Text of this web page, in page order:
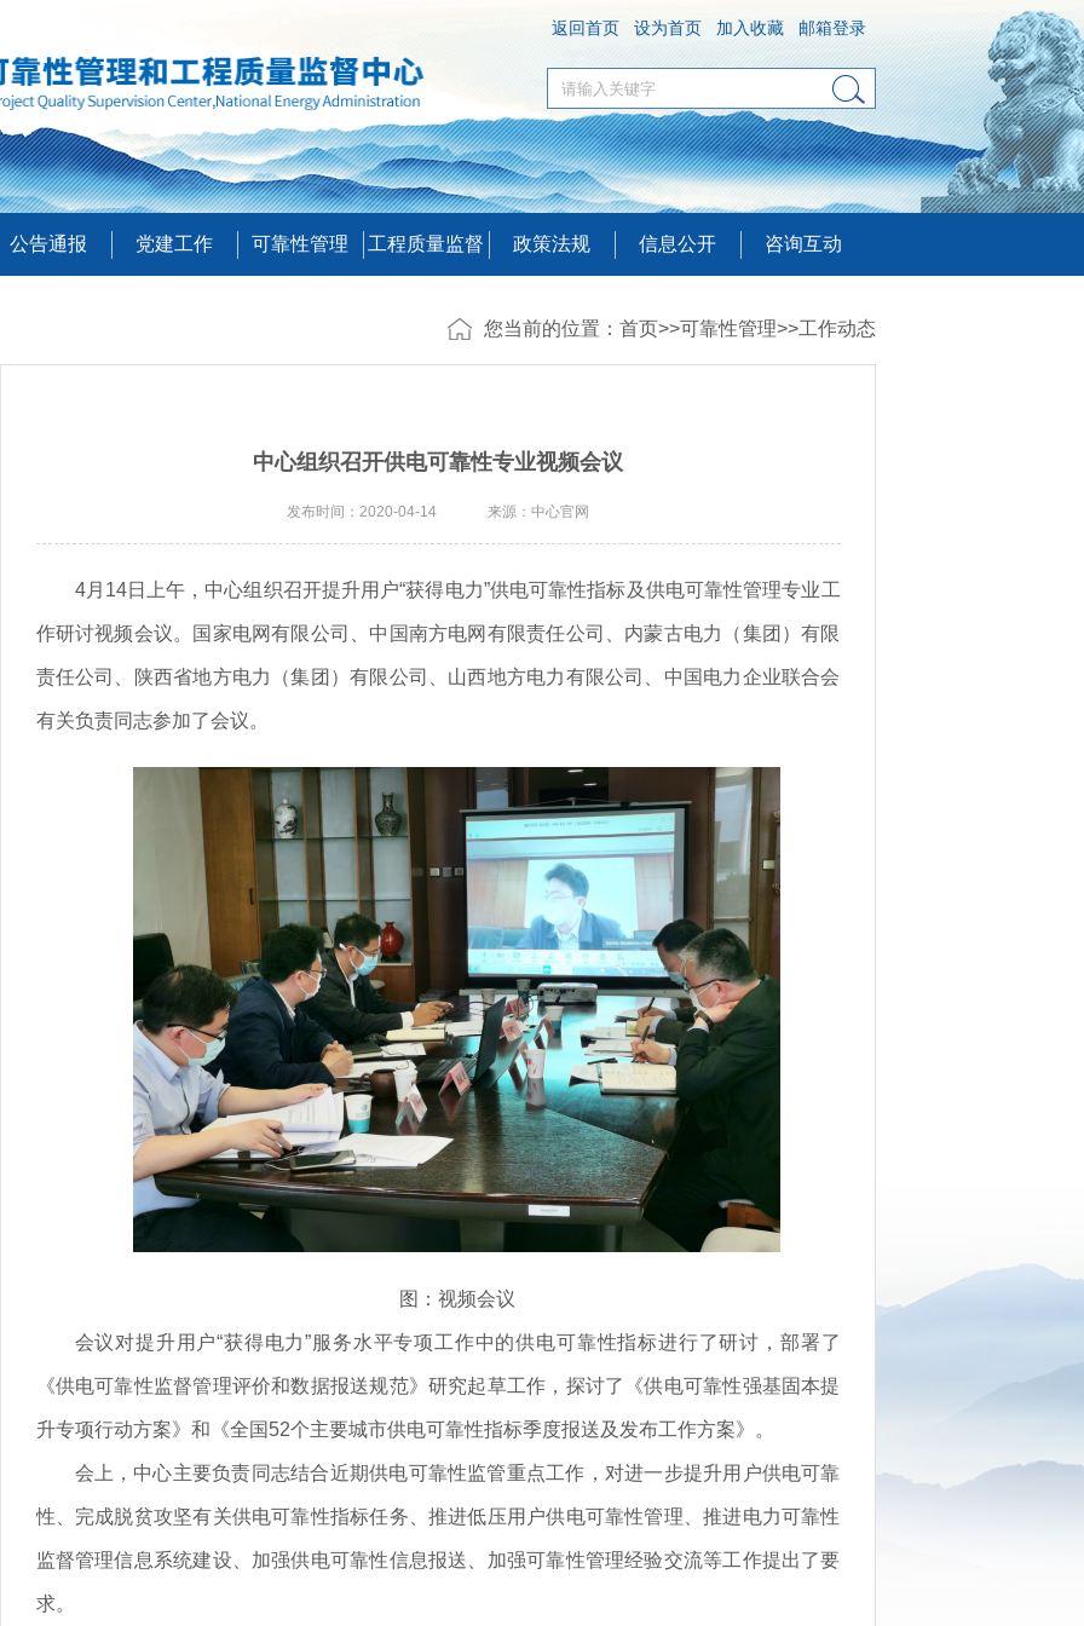
返回首页 设为首页 加入收藏 邮箱登录
公告通报 党建工作 可靠性管理 工程质量监督 政策法规 信息公开 咨询互动
您当前的位置： 首页>>可靠性管理>>工作动态
中心组织召开供电可靠性专业视频会议
发布时间：2020-04-14 来源：中心官网
4月14日上午，中心组织召开提升用户“获得电力”供电可靠性指标及供电可靠性管理专业工
作研讨视频会议。国家电网有限公司、中国南方电网有限责任公司、内蒙古电力（集团）有限
责任公司、陕西省地方电力（集团）有限公司、山西地方电力有限公司、中国电力企业联合会
有关负责同志参加了会议。
图：视频会议
会议对提升用户“获得电力”服务水平专项工作中的供电可靠性指标进行了研讨，部署了
《供电可靠性监督管理评价和数据报送规范》研究起草工作，探讨了《供电可靠性强基固本提
升专项行动方案》和《全国52个主要城市供电可靠性指标季度报送及发布工作方案》。
会上，中心主要负责同志结合近期供电可靠性监管重点工作，对进一步提升用户供电可靠
性、完成脱贫攻坚有关供电可靠性指标任务、推进低压用户供电可靠性管理、推进电力可靠性
监督管理信息系统建设、加强供电可靠性信息报送、加强可靠性管理经验交流等工作提出了要
求。